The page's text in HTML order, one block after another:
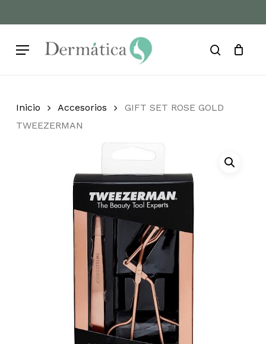
to
content
Menu search
Cart Close
Inicio Accesorios
GIFT SET ROSE GOLD
TWEEZERMAN